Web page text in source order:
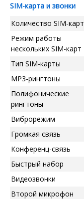
SIM-карта и звонки
Количество SIM-карт
Режим работы
нескольких SIM-карт
Тип SIM-карты
MP3-рингтоны
Полифонические
рингтоны
Виброрежим
Громкая связь
Конференц-связь
Быстрый набор
Видеозвонки
Второй микрофон